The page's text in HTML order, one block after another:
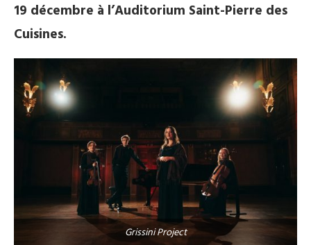
19 décembre à l’Auditorium Saint-Pierre des
Cuisines.
Grissini Project